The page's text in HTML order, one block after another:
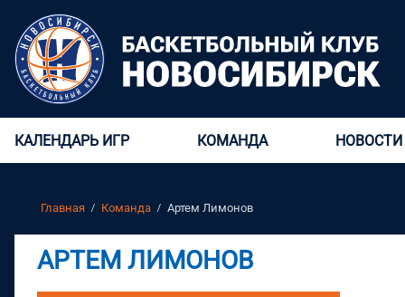
КАЛЕНДАРЬ ИГР КОМАНДА НОВОСТИ
Главная Команда Артем Лимонов
АРТЕМ ЛИМОНОВ